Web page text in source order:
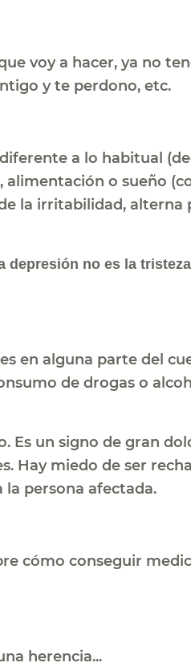
voy a hacer, ya no
y te perdono, etc.
a lo habitual
o sueño
la irritabilidad, alterna
depresión no es la
en alguna parte del
de drogas o
Es un signo de gran
Hay miedo de ser
la persona afectada.
cómo conseguir
herencia...